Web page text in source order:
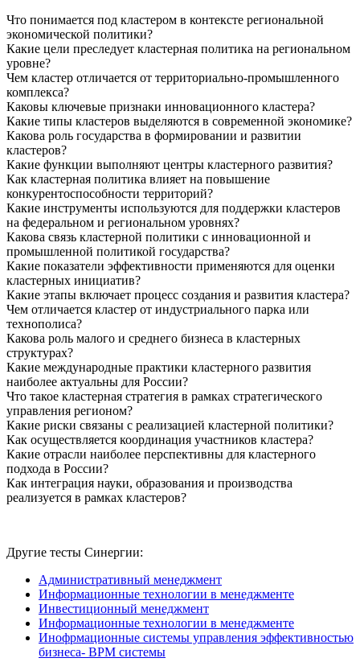
Что понимается под кластером в контексте региональной
экономической политики?
Какие цели преследует кластерная политика на региональном
уровне?
Чем кластер отличается от территориально-промышленного
комплекса?
Каковы ключевые признаки инновационного кластера?
Какие типы кластеров выделяются в современной экономике?
Какова роль государства в формировании и развитии
кластеров?
Какие функции выполняют центры кластерного развития?
Как кластерная политика влияет на повышение
конкурентоспособности территорий?
Какие инструменты используются для поддержки кластеров
на федеральном и региональном уровнях?
Какова связь кластерной политики с инновационной и
промышленной политикой государства?
Какие показатели эффективности применяются для оценки
кластерных инициатив?
Какие этапы включает процесс создания и развития кластера?
Чем отличается кластер от индустриального парка или
технополиса?
Какова роль малого и среднего бизнеса в кластерных
структурах?
Какие международные практики кластерного развития
наиболее актуальны для России?
Что такое кластерная стратегия в рамках стратегического
управления регионом?
Какие риски связаны с реализацией кластерной политики?
Как осуществляется координация участников кластера?
Какие отрасли наиболее перспективны для кластерного
подхода в России?
Как интеграция науки, образования и производства
реализуется в рамках кластеров?
Другие тесты Синергии:
Административный менеджмент
Информационные технологии в менеджменте
Инвестиционный менеджмент
Информационные технологии в менеджменте
Инофрмационные системы управления эффективностью
бизнеса- ВРМ системы